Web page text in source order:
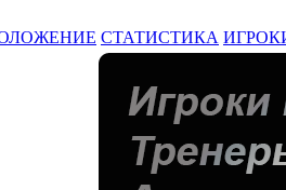
СТАТИСТИКА